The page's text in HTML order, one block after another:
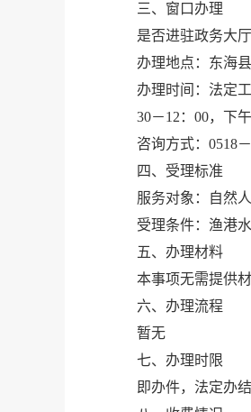
三、窗口办理
是否进驻政务大
办理地点：东海
办理时间：法定
30－12：00，下
咨询方式：0518
四、受理标准
服务对象：自然
受理条件：渔港
五、办理材料
本事项无需提供
六、办理流程
暂无
七、办理时限
即办件，法定办